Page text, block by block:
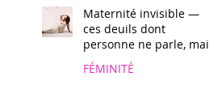
Maternité invisible —
ces deuils dont
personne ne parle, mais
que tant de femmes
portent en silence 🕊️
FÉMINITÉ